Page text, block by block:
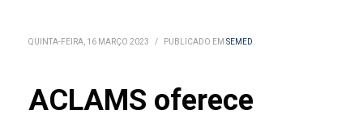
QUINTA-FEIRA, 16 MARÇO 2023 / PUBLICADO EM SEMED
ACLAMS oferece